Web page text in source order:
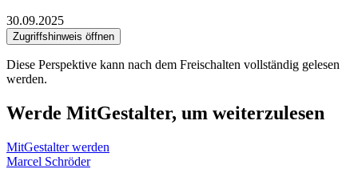
30.09.2025
Zugriffshinweis öffnen
Diese Perspektive kann nach dem Freischalten vollständig gelesen
werden.
Werde MitGestalter, um weiterzulesen
MitGestalter werden
Marcel Schröder